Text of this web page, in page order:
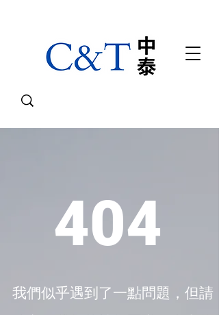
404
我們似乎遇到了一點問題，但請